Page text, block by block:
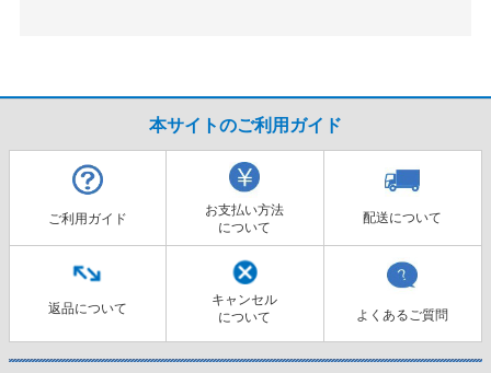
本サイトのご利用ガイド
ご利用ガイド
お支払い方法
について
配送について
返品について
キャンセル
について
よくあるご質問